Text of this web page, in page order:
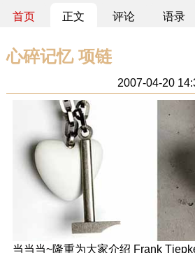
首页 正文 评论 语录
心碎记忆 项链
2007-04-20
当当当~隆重为大家介绍 Frank